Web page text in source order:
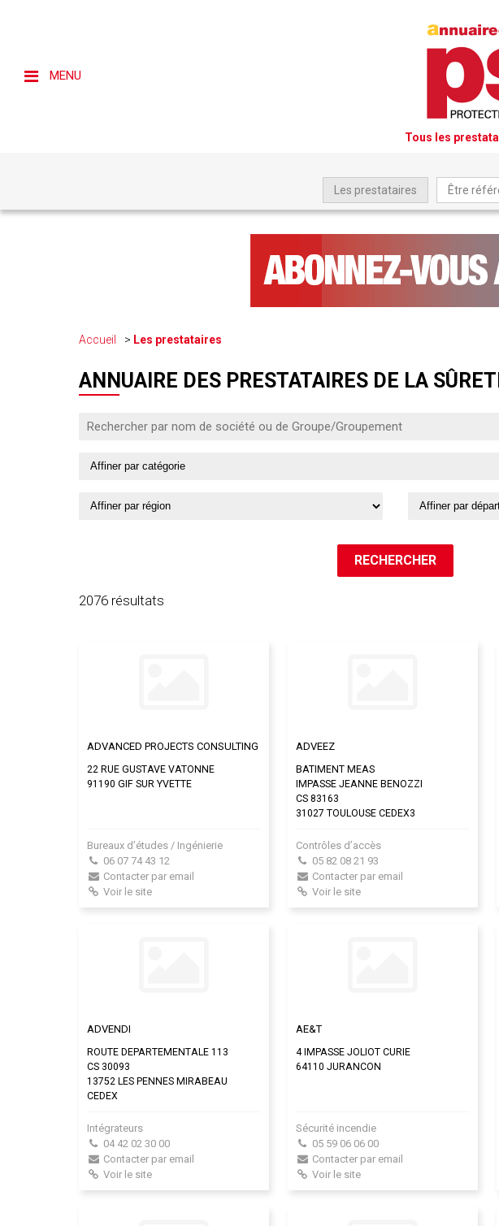
MENU
Tous les
Les prestataires Être
Accueil Les prestataires
ANNUAIRE DES PRESTATAIRES DE LA
2076 résultats
ADVANCED PROJECTS CONSULTING
22 RUE GUSTAVE VATONNE
91190 GIF SUR YVETTE
Bureaux d’études / Ingénierie
06 07 74 43 12
Contacter par email
Voir le site
ADVEEZ
BATIMENT MEAS
IMPASSE JEANNE BENOZZI
CS 83163
31027 TOULOUSE CEDEX3
Contrôles d’accès
05 82 08 21 93
Contacter par email
Voir le site
ADVENDI
ROUTE DEPARTEMENTALE 113
CS 30093
13752 LES PENNES MIRABEAU
CEDEX
Intégrateurs
04 42 02 30 00
Contacter par email
Voir le site
AE&T
4 IMPASSE JOLIOT CURIE
64110 JURANCON
Sécurité incendie
05 59 06 06 00
Contacter par email
Voir le site